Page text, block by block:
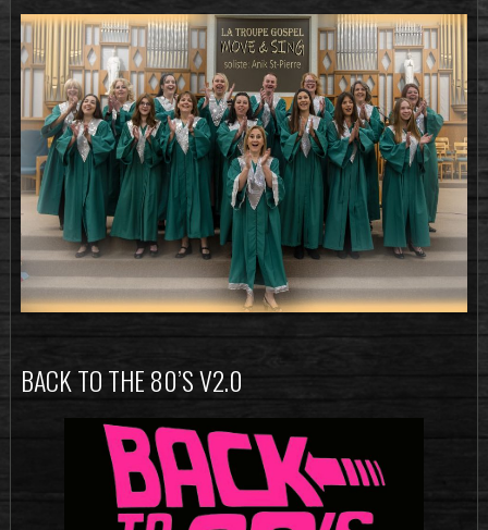
BACK TO THE 80’S V2.0